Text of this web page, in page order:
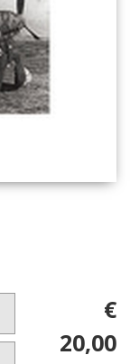
€
20,00